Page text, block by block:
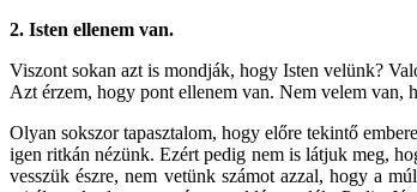
2. Isten ellenem van.
Viszont sokan azt is mondják, hogy Isten velünk?
Azt érzem, hogy pont ellenem van. Nem velem van,
Olyan sokszor tapasztalom, hogy előre tekintő
igen ritkán nézünk. Ezért pedig nem is látjuk meg,
vesszük észre, nem vetünk számot azzal, hogy a